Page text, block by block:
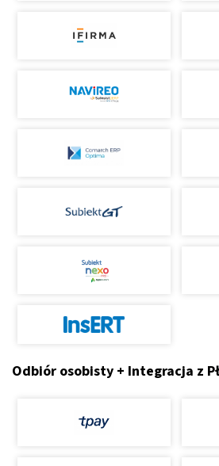
Odbiór osobisty + Integracja z